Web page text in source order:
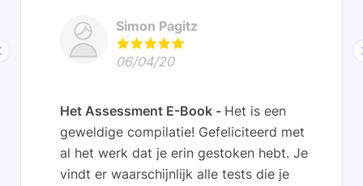
Simon Pagitz
06/04/20
Het Assessment E-Book
Het is een
geweldige compilatie! Gefeliciteerd met
al het werk dat je erin gestoken hebt. Je
vindt er waarschijnlijk alle tests die je